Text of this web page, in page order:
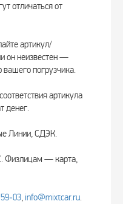
отличаться от
артикул/
он неизвестен —
погрузчика.
артикула
денег.
Линии, СДЭК.
Физлицам — карта,
, info@mixtcar.ru.